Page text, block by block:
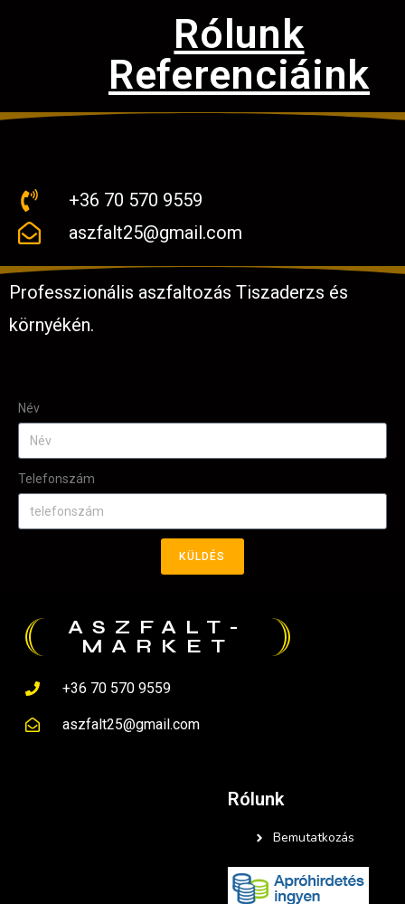
Rólunk
Referenciáink
+36 70 570 9559
aszfalt25@gmail.com
Professzionális aszfaltozás Tiszaderzs és
környékén.
Név
Telefonszám
KÜLDÉS
ASZFALT-
MARKET
+36 70 570 9559
aszfalt25@gmail.com
Rólunk
Bemutatkozás